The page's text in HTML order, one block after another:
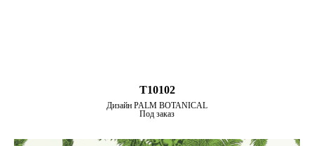
T10102
Дизайн PALM BOTANICAL
Под заказ